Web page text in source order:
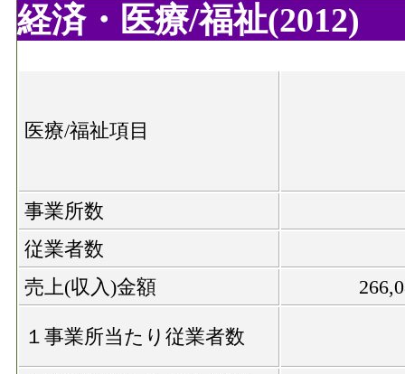
経済・医療/福祉(2012)
医療/福祉項目
事業所数
従業者数
売上(収入)金額
１事業所当たり従業者数